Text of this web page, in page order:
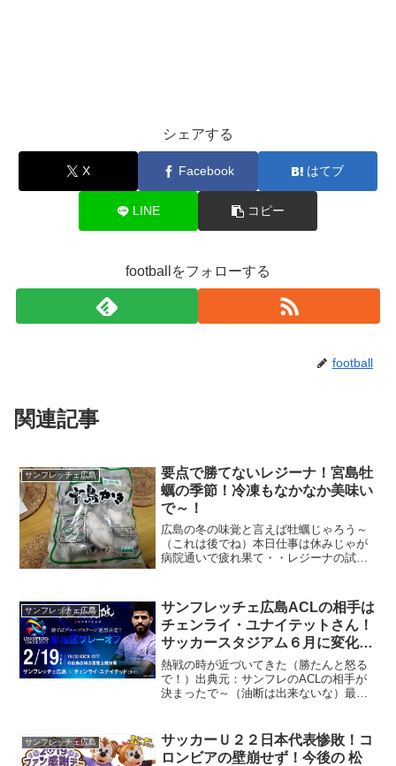
シェアする
X Facebook はてブ
LINE コピー
footballをフォローする
football
関連記事
サンフレッチェ広島
要点で勝てないレジーナ！宮島牡
蠣の季節！冷凍もなかなか美味い
で～！
広島の冬の味覚と言えば牡蠣じゃろう～
（これは後でね）本日仕事は休みじゃが
病院通いで疲れ果て・・レジーナの試合
ゃけん途中で止まるんだよな～・・ほん
と不完全燃焼じゃ！
サンフレッチェ広島
サンフレッチェ広島ACLの相手は
チェンライ・ユナイテットさん！
サッカースタジアム６月に変化あ
り？
熱戦の時が近づいてきた（勝たんと怒る
で！）出典元：サンフレのACLの相手が
決まったで～（油断は出来ないな）最近
上と思いがちじゃが・・それは払拭しよ
う。
サンフレッチェ広島
サッカーＵ２２日本代表惨敗！コ
ロンビアの壁崩せず！今後の 松